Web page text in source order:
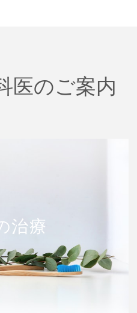
医のご案内
治療